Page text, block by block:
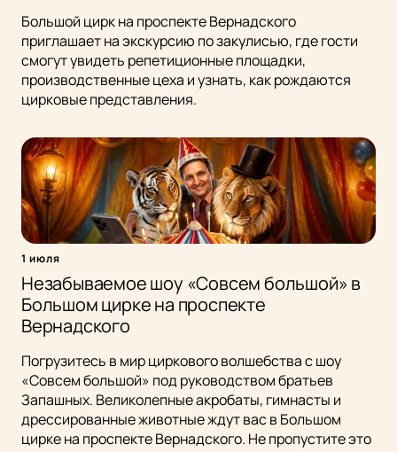
Большой цирк на проспекте Вернадского
приглашает на экскурсию по закулисью, где гости
смогут увидеть репетиционные площадки,
производственные цеха и узнать, как рождаются
цирковые представления.
1 июля
Незабываемое шоу «Совсем большой» в
Большом цирке на проспекте
Вернадского
Погрузитесь в мир циркового волшебства с шоу
«Совсем большой» под руководством братьев
Запашных. Великолепные акробаты, гимнасты и
дрессированные животные ждут вас в Большом
цирке на проспекте Вернадского. Не пропустите это